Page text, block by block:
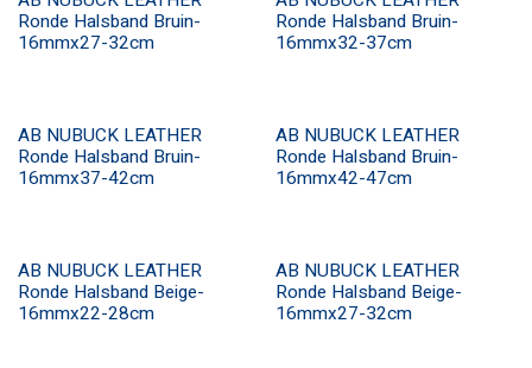
Ronde Halsband Bruin-
16mmx27-32cm
Ronde Halsband Bruin-
16mmx32-37cm
AB NUBUCK LEATHER
Ronde Halsband Bruin-
16mmx37-42cm
AB NUBUCK LEATHER
Ronde Halsband Bruin-
16mmx42-47cm
AB NUBUCK LEATHER
Ronde Halsband Beige-
16mmx22-28cm
AB NUBUCK LEATHER
Ronde Halsband Beige-
16mmx27-32cm